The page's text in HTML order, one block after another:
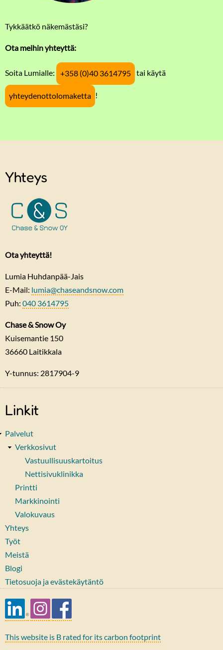
Tykkäätkö näkemästäsi?
Ota meihin yhteyttä:
Soita Lumialle: +358 (0)40 3614795 tai käytä
yhteydenottolomaketta !
Yhteys
Ota yhteyttä!
Lumia Huhdanpää-Jais
E-Mail: lumia@chaseandsnow.com
Puh: 040 3614795
Chase & Snow Oy
Kuisemantie 150
36660 Laitikkala
Y-tunnus: 2817904-9
Linkit
Palvelut
Verkkosivut
Vastuullisuuskartoitus
Nettisivuklinikka
Printti
Markkinointi
Valokuvaus
Yhteys
Työt
Meistä
Blogi
Tietosuoja ja evästekäytäntö
This website is B rated for its carbon footprint